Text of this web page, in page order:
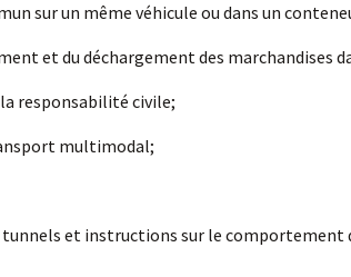
sur un même véhicule ou dans un
et du déchargement des marchandises
responsabilité civile;
multimodal;
et instructions sur le comportement